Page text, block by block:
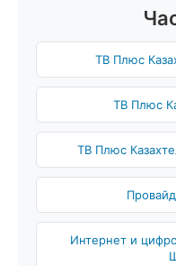
ТВ Плюс
ТВ Плюс
ТВ Плюс
Интернет и